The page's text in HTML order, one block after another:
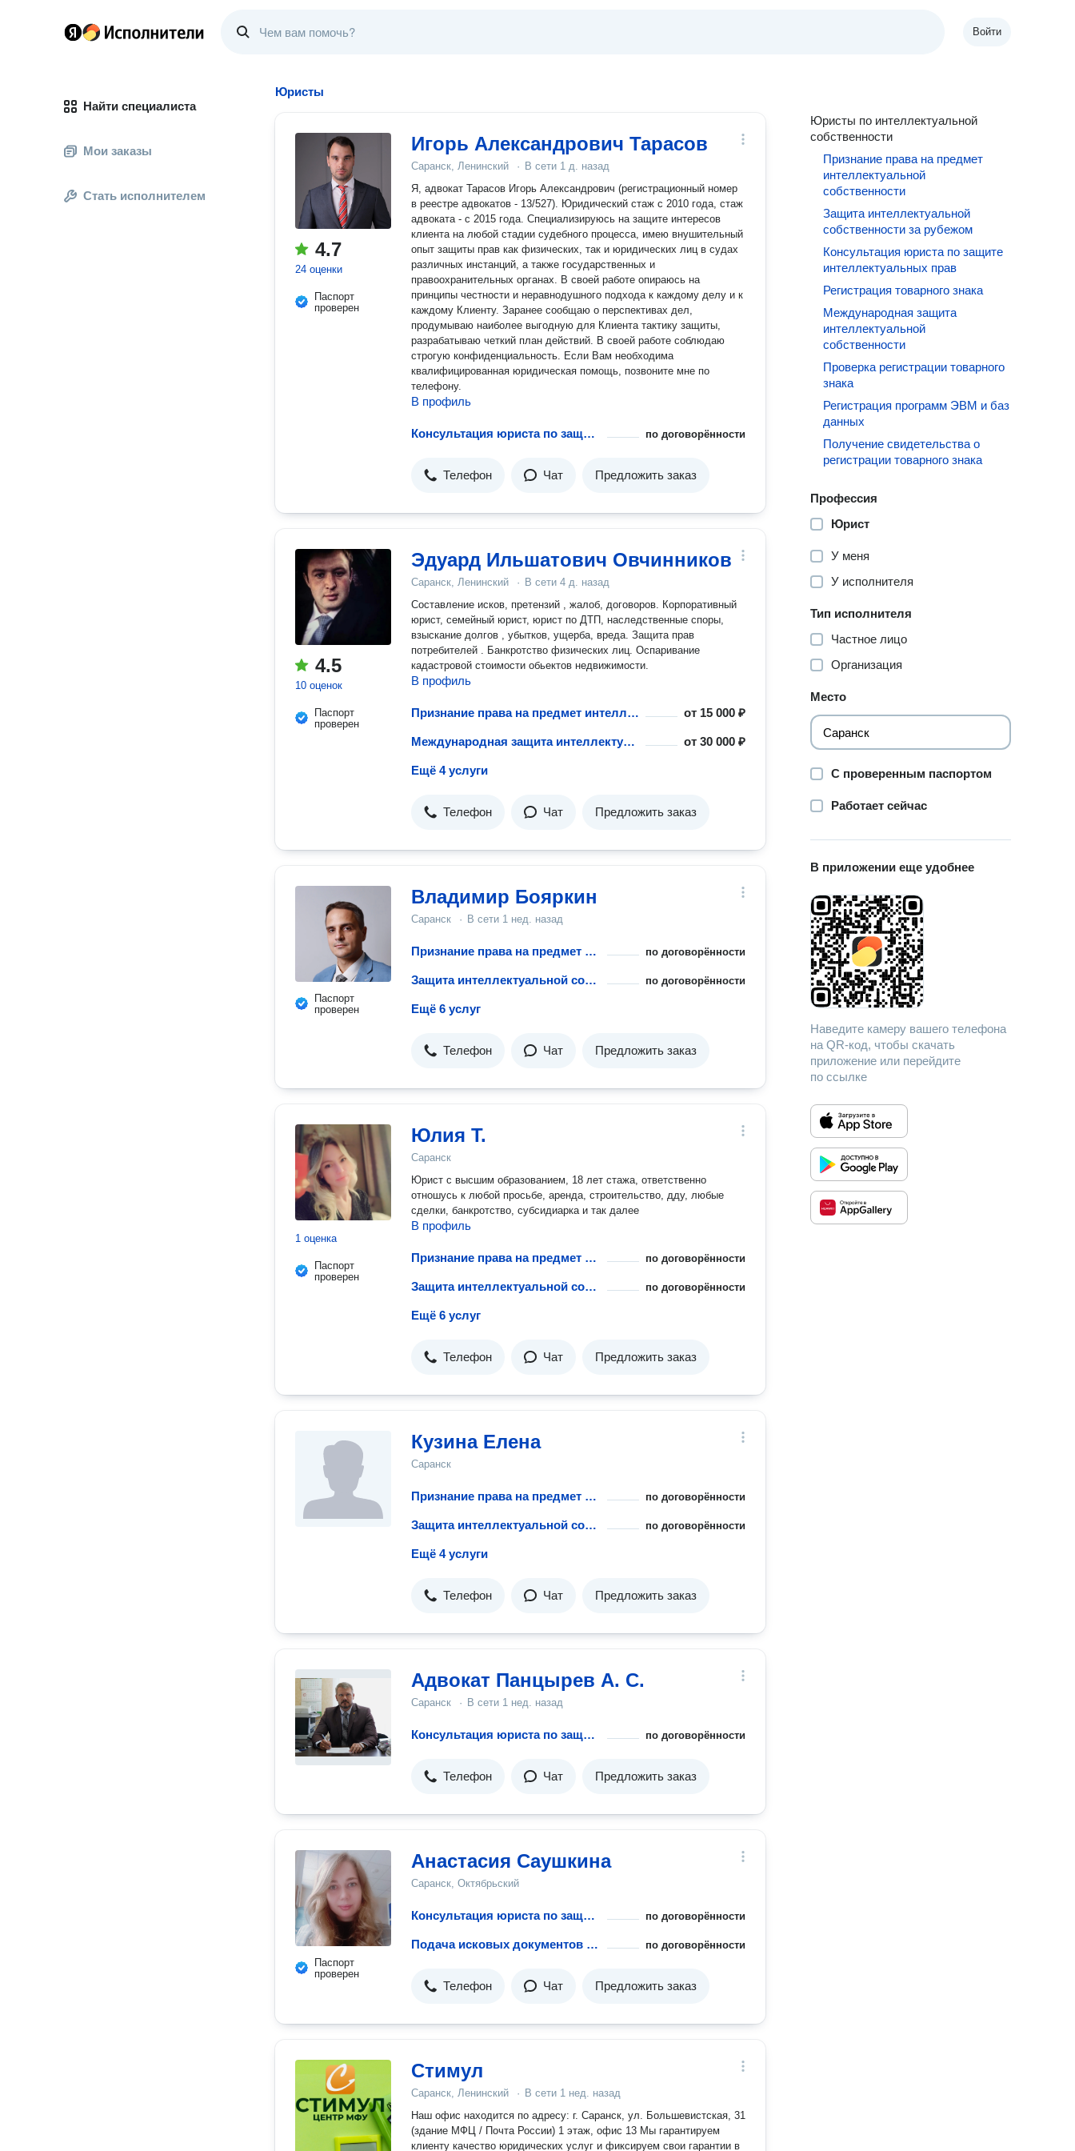
Войти
Найти специалиста
Мои заказы
Стать исполнителем
Юристы
4.7
24 оценки
Паспорт
проверен
Игорь Александрович Тарасов
Саранск, Ленинский · В сети 1 д. назад
Я, адвокат Тарасов Игорь Александрович (регистрационный номер
в реестре адвокатов - 13/527). Юридический стаж с 2010 года, стаж
адвоката - с 2015 года. Специализируюсь на защите интересов
клиента на любой стадии судебного процесса, имею внушительный
опыт защиты прав как физических, так и юридических лиц в судах
различных инстанций, а также государственных и
правоохранительных органах. В своей работе опираюсь на
принципы честности и неравнодушного подхода к каждому делу и к
каждому Клиенту. Заранее сообщаю о перспективах дел,
продумываю наиболее выгодную для Клиента тактику защиты,
разрабатываю четкий план действий. В своей работе соблюдаю
строгую конфиденциальность. Если Вам необходима
квалифицированная юридическая помощь, позвоните мне по
телефону.
В профиль
Консультация юриста по защите интеллектуальных прав по договорённости
Телефон Чат Предложить заказ
4.5
10 оценок
Паспорт
проверен
Эдуард Ильшатович Овчинников
Саранск, Ленинский · В сети 4 д. назад
Составление исков, претензий , жалоб, договоров. Корпоративный
юрист, семейный юрист, юрист по ДТП, наследственные споры,
взыскание долгов , убытков, ущерба, вреда. Защита прав
потребителей . Банкротство физических лиц. Оспаривание
кадастровой стоимости обьектов недвижимости.
В профиль
Признание права на предмет интеллектуальной собственности от 15 000 ₽
Международная защита интеллектуальной собственности от30 000 ₽
Ещё 4 услуги
Телефон Чат Предложить заказ
Паспорт
проверен
Владимир Бояркин
Саранск · В сети 1 нед. назад
Признание права на предмет интеллектуальной собственности по договорённости
Защита интеллектуальной собственности за рубежом по договорённости
Ещё 6 услуг
Телефон Чат Предложить заказ
1 оценка
Паспорт
проверен
Юлия Т.
Саранск
Юрист с высшим образованием, 18 лет стажа, ответственно
отношусь к любой просьбе, аренда, строительство, дду, любые
сделки, банкротство, субсидиарка и так далее
В профиль
Признание права на предмет интеллектуальной собственности по договорённости
Защита интеллектуальной собственности за рубежом по договорённости
Ещё 6 услуг
Телефон Чат Предложить заказ
Кузина Елена
Саранск
Признание права на предмет интеллектуальной собственности по договорённости
Защита интеллектуальной собственности за рубежом по договорённости
Ещё 4 услуги
Телефон Чат Предложить заказ
Адвокат Панцырев А. С.
Саранск · В сети 1 нед. назад
Консультация юриста по защите интеллектуальных прав по договорённости
Телефон Чат Предложить заказ
Паспорт
проверен
Анастасия Саушкина
Саранск, Октябрьский
Консультация юриста по защите интеллектуальных прав по договорённости
Подача исковых документов по защите интелектуальных прав по договорённости
Телефон Чат Предложить заказ
Стимул
Саранск, Ленинский · В сети 1 нед. назад
Наш офис находится по адресу: г. Саранск, ул. Большевистская, 31
(здание МФЦ / Почта России) 1 этаж, офис 13 Мы гарантируем
клиенту качество юридических услуг и фиксируем свои гарантии в
Юристы по интеллектуальной
собственности
Признание права на предмет
интеллектуальной
собственности
Защита интеллектуальной
собственности за рубежом
Консультация юриста по защите
интеллектуальных прав
Регистрация товарного знака
Международная защита
интеллектуальной
собственности
Проверка регистрации товарного
знака
Регистрация программ ЭВМ и баз
данных
Получение свидетельства о
регистрации товарного знака
Профессия
Юрист
У меня
У исполнителя
Тип исполнителя
Частное лицо
Организация
Место
С проверенным паспортом
Работает сейчас
В приложении еще удобнее
Наведите камеру вашего телефона
на QR-код, чтобы скачать
приложение или перейдите
по ссылке